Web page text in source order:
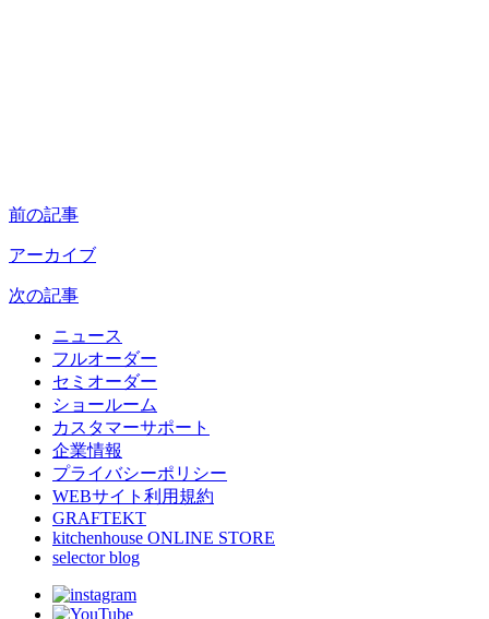
前の記事
アーカイブ
次の記事
ニュース
フルオーダー
セミオーダー
ショールーム
カスタマーサポート
企業情報
プライバシーポリシー
WEBサイト利用規約
GRAFTEKT
kitchenhouse ONLINE STORE
selector blog